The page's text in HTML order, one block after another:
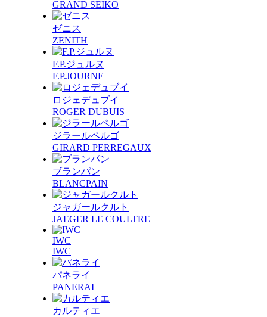
GRAND SEIKO
ゼニス
ZENITH
F.P.ジュルヌ
F.P.JOURNE
ロジェデュブイ
ROGER DUBUIS
ジラールペルゴ
GIRARD PERREGAUX
ブランパン
BLANCPAIN
ジャガールクルト
JAEGER LE COULTRE
IWC
IWC
パネライ
PANERAI
カルティエ